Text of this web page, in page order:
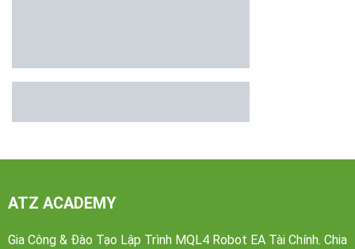
ATZ ACADEMY
Gia Công & Đào Tạo Lập Trình MQL4 Robot EA Tài Chính. Chia